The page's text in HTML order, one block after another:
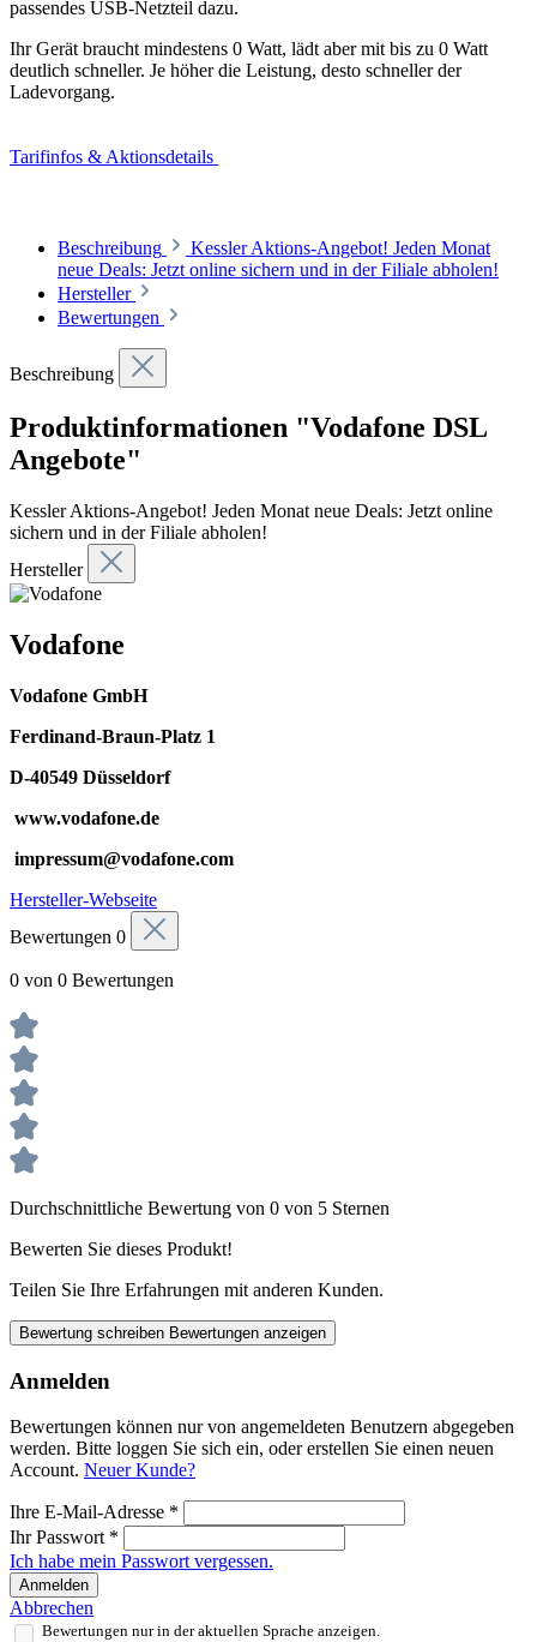
passendes USB-Netzteil dazu.
Ihr Gerät braucht mindestens 0 Watt, lädt aber mit bis zu 0 Watt
deutlich schneller. Je höher die Leistung, desto schneller der
Ladevorgang.
Tarifinfos & Aktionsdetails
Beschreibung
Kessler Aktions-Angebot! Jeden Monat
neue Deals: Jetzt online sichern und in der Filiale abholen!
Hersteller
Bewertungen
Beschreibung
Produktinformationen "Vodafone DSL
Angebote"
Kessler Aktions-Angebot! Jeden Monat neue Deals: Jetzt online
sichern und in der Filiale abholen!
Hersteller
Vodafone
Vodafone GmbH
Ferdinand-Braun-Platz 1
D-40549 Düsseldorf
www.vodafone.de
impressum@vodafone.com
Hersteller-Webseite
Bewertungen 0
0 von 0 Bewertungen
Durchschnittliche Bewertung von 0 von 5 Sternen
Bewerten Sie dieses Produkt!
Teilen Sie Ihre Erfahrungen mit anderen Kunden.
Bewertung schreiben Bewertungen anzeigen
Anmelden
Bewertungen können nur von angemeldeten Benutzern abgegeben
werden. Bitte loggen Sie sich ein, oder erstellen Sie einen neuen
Account. Neuer Kunde?
Ihre E-Mail-Adresse *
Ihr Passwort *
Ich habe mein Passwort vergessen.
Anmelden
Abbrechen
Bewertungen nur in der aktuellen Sprache anzeigen.